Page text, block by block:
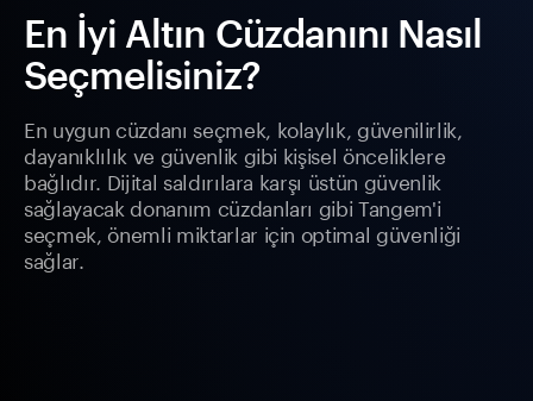
En İyi Altın Cüzdanını Nasıl
Seçmelisiniz?
En uygun cüzdanı seçmek, kolaylık, güvenilirlik,
dayanıklılık ve güvenlik gibi kişisel önceliklere
bağlıdır. Dijital saldırılara karşı üstün güvenlik
sağlayacak donanım cüzdanları gibi Tangem'i
seçmek, önemli miktarlar için optimal güvenliği
sağlar.